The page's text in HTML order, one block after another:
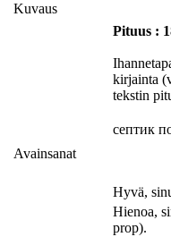
Kuvaus
Pituus :
kirjainta
tekstin
Avainsanat
септик
Hyvä,
Hienoa,
prop).